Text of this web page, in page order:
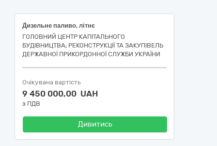
Дизельне паливо, літнє
ГОЛОВНИЙ ЦЕНТР КАПІТАЛЬНОГО
БУДІВНИЦТВА, РЕКОНСТРУКЦІЇ ТА ЗАКУПІВЕЛЬ
ДЕРЖАВНОЇ ПРИКОРДОННОЇ СЛУЖБИ УКРАЇНИ
Очікувана вартість
9 450 000,00 UAH
з ПДВ
Дивитись